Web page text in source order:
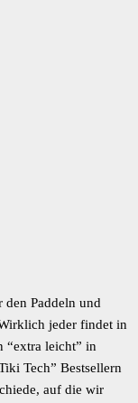
den Paddeln und
jeder findet in
“extra leicht” in
Tech” Bestsellern
auf die wir